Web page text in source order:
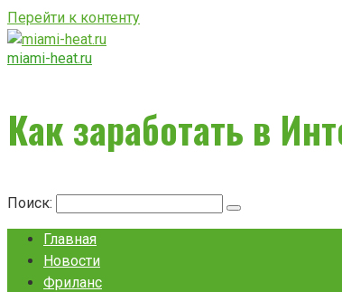
Перейти к контенту
miami-heat.ru
Как заработать в
Поиск:
Главная
Новости
Фриланс